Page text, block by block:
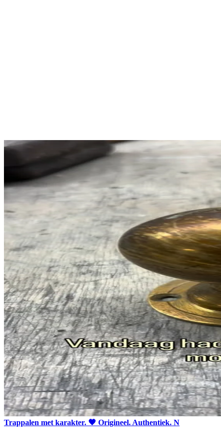
Trappalen met karakter. 🖤 Origineel. Authentiek. N